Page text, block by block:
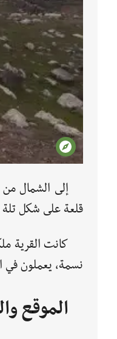
قلعة على شكل تلة
نسمة، يعملون في
الموقع